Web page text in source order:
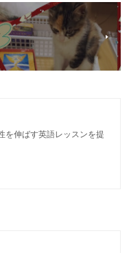
を伸ばす英語レッスンを提